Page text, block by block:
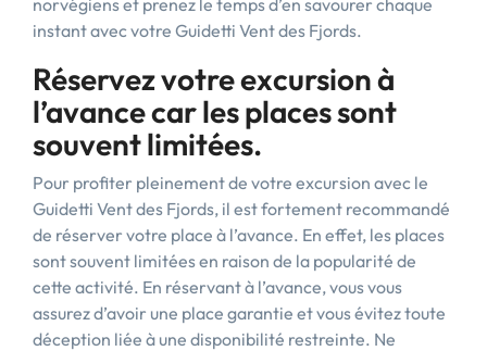
norvégiens et prenez le temps d’en savourer chaque
instant avec votre Guidetti Vent des Fjords.
Réservez votre excursion à
l’avance car les places sont
souvent limitées.
Pour profiter pleinement de votre excursion avec le
Guidetti Vent des Fjords, il est fortement recommandé
de réserver votre place à l’avance. En effet, les places
sont souvent limitées en raison de la popularité de
cette activité. En réservant à l’avance, vous vous
assurez d’avoir une place garantie et vous évitez toute
déception liée à une disponibilité restreinte. Ne